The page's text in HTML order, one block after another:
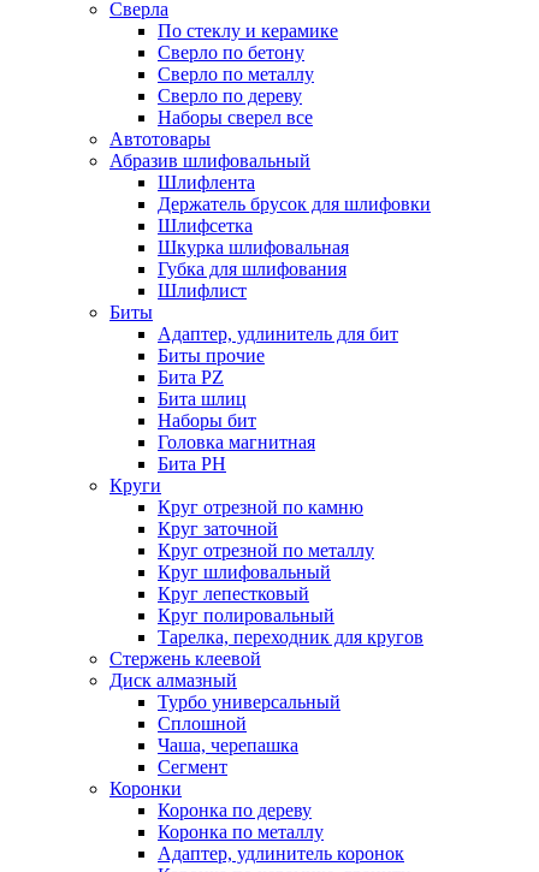
Сверла
По стеклу и керамике
Сверло по бетону
Сверло по металлу
Сверло по дереву
Наборы сверел все
Автотовары
Абразив шлифовальный
Шлифлента
Держатель брусок для шлифовки
Шлифсетка
Шкурка шлифовальная
Губка для шлифования
Шлифлист
Биты
Адаптер, удлинитель для бит
Биты прочие
Бита PZ
Бита шлиц
Наборы бит
Головка магнитная
Бита PH
Круги
Круг отрезной по камню
Круг заточной
Круг отрезной по металлу
Круг шлифовальный
Круг лепестковый
Круг полировальный
Тарелка, переходник для кругов
Стержень клеевой
Диск алмазный
Турбо универсальный
Сплошной
Чаша, черепашка
Сегмент
Коронки
Коронка по дереву
Коронка по металлу
Адаптер, удлинитель коронок